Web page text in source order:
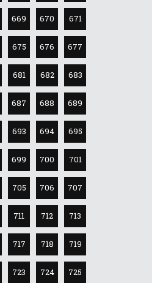
669 670 671
675 676 677
681 682 683
687 688 689
693 694 695
699 700 701
705 706 707
711 712 713
717 718 719
723 724 725